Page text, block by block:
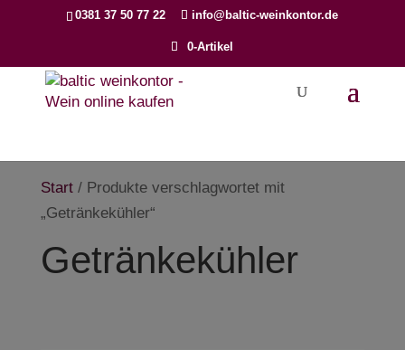
0381 37 50 77 22 info@baltic-weinkontor.de
0-Artikel
search
Start/ Produkte verschlagwortet mit
„Getränkekühler“
Getränkekühler